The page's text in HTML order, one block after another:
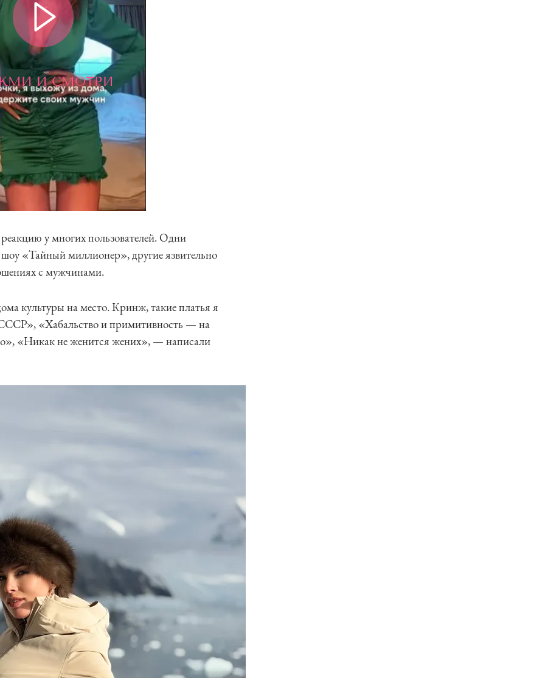
И СМОТРИ
у многих пользователей. Одни
«Тайный миллионер», другие язвительно
с мужчинами.
культуры на место. Кринж, такие платья я
«Хабальство и примитивность — на
«Никак не женится жених», — написали